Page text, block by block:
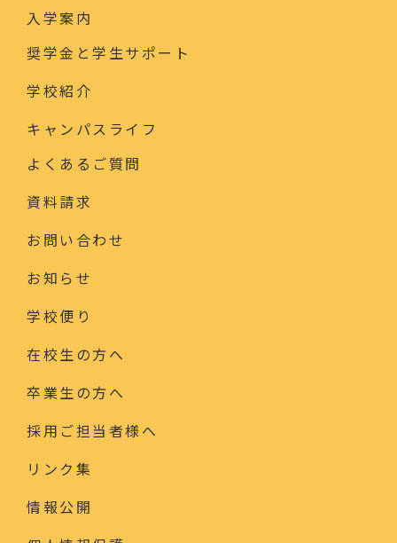
入学案内
奨学金と学生サポート
学校紹介
キャンパスライフ
よくあるご質問
資料請求
お問い合わせ
お知らせ
学校便り
在校生の方へ
卒業生の方へ
採用ご担当者様へ
リンク集
情報公開